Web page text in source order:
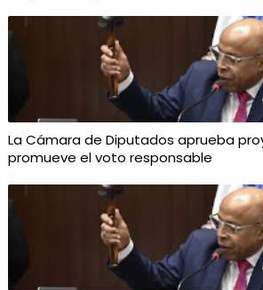
La Cámara de Diputados aprueba
promueve el voto responsable